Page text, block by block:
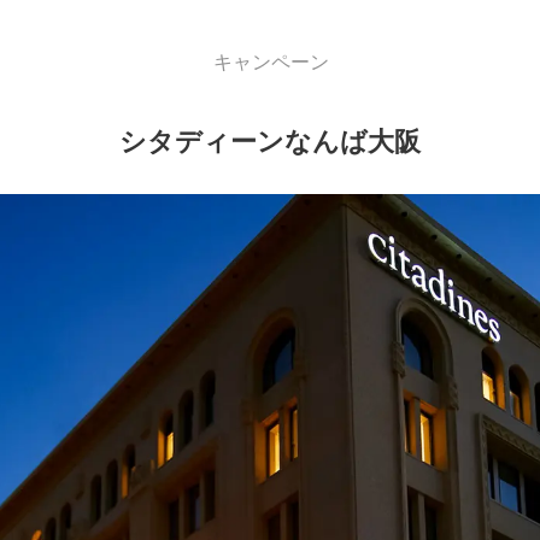
キャンペーン
シタディーンなんば大阪